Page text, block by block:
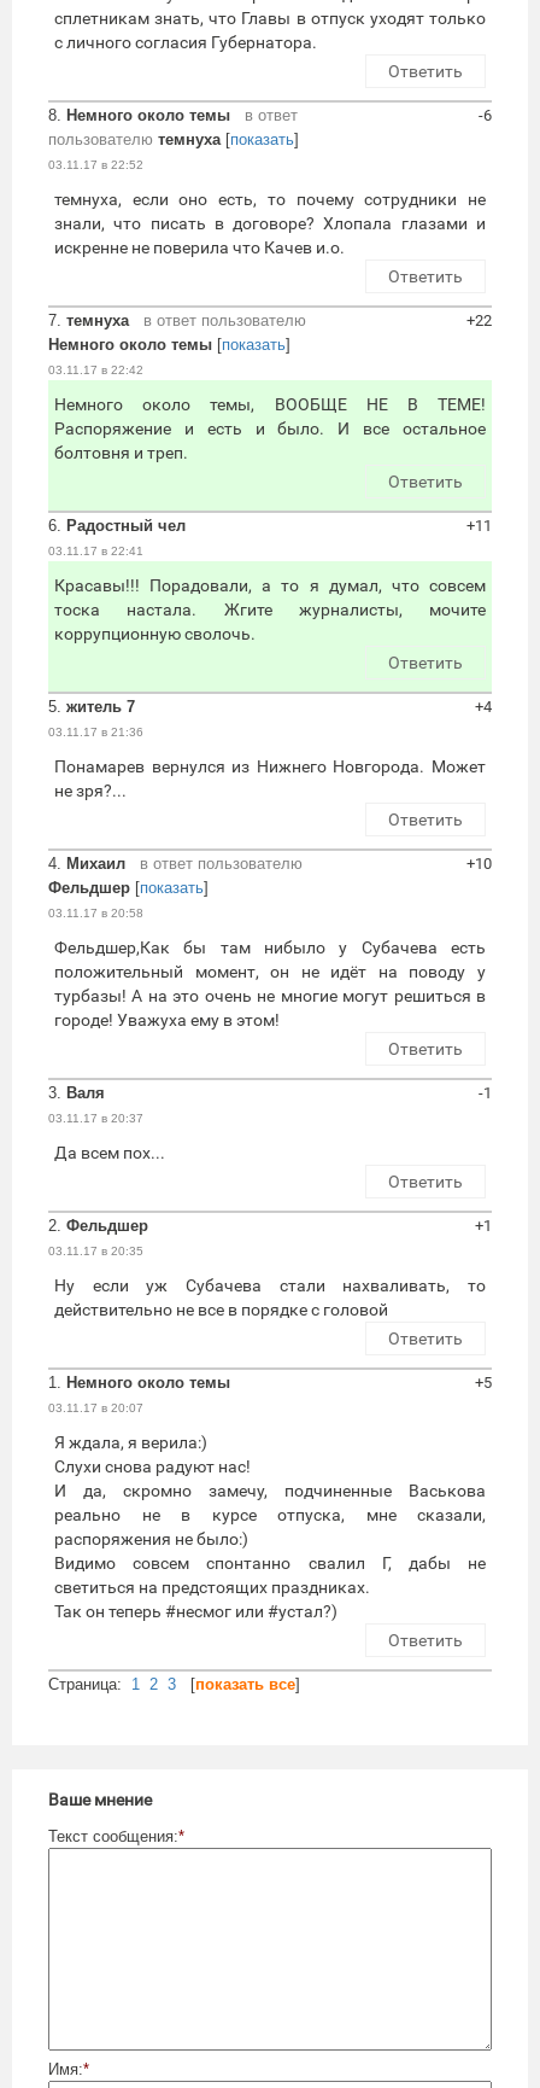
сплетникам знать, что Главы в отпуск уходят только
с личного согласия Губернатора.
Ответить
8. Немного около темы
в ответ
пользователю темнуха[показать]
03.11.17 в 22:52
-6
темнуха, если оно есть, то почему сотрудники не
знали, что писать в договоре? Хлопала глазами и
искренне не поверила что Качев и.о.
Ответить
7. темнуха
в ответ пользователю
Немного около темы [показать]
03.11.17 в 22:42
+22
Немного около темы, ВООБЩЕ НЕ В ТЕМЕ!
Распоряжение и есть и было. И все остальное
болтовня и треп.
Ответить
6. Радостный чел
03.11.17 в 22:41
+11
Красавы!!! Порадовали, а то я думал, что совсем
тоска настала. Жгите журналисты, мочите
коррупционную сволочь.
Ответить
5. житель 7
03.11.17 в 21:36
+4
Понамарев вернулся из Нижнего Новгорода. Может
не зря?...
Ответить
4. Михаил
в ответ пользователю
Фельдшер [показать]
03.11.17 в 20:58
+10
Фельдшер,Как бы там нибыло у Субачева есть
положительный момент, он не идёт на поводу у
турбазы! А на это очень не многие могут решиться в
городе! Уважуха ему в этом!
Ответить
3. Валя
03.11.17 в 20:37
-1
Да всем пох...
Ответить
2. Фельдшер
03.11.17 в 20:35
+1
Ну если уж Субачева стали нахваливать, то
действительно не все в порядке с головой
Ответить
1. Немного около темы
03.11.17 в 20:07
+5
Я ждала, я верила:)
Слухи снова радуют нас!
И да, скромно замечу, подчиненные Васькова
реально не в курсе отпуска, мне сказали,
распоряжения не было:)
Видимо совсем спонтанно свалил Г, дабы не
светиться на предстоящих праздниках.
Так он теперь #несмог или #устал?)
Ответить
Cтраница: 1 2 3 [показать все]
Ваше мнение
Текст сообщения:*
Имя:*